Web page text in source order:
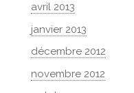
avril 2013
janvier 2013
décembre 2012
novembre 2012